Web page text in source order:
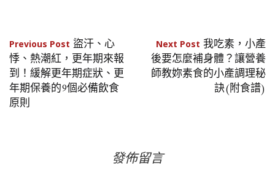
文
章
導
Previous Post 盜汗、心
悸、熱潮紅，更年期來報
到！緩解更年期症狀、更
年期保養的9個必備飲食
原則
Next Post 我吃素，小產
後要怎麼補身體？讓營養
師教妳素食的小產調理秘
訣(附食譜)
發佈留言